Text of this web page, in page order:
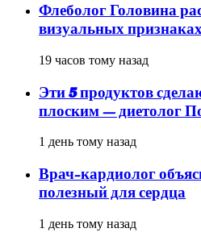
Флеболог Головина
визуальных
19 часов тому назад
Эти 5 продуктов
плоским — диетолог
1 день тому назад
Врач-кардиолог
полезный для сердца
1 день тому назад